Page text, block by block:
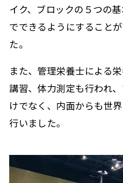
イク、ブロックの５つの
でできるようにすること
た。
また、管理栄養士による
講習、体力測定も行われ
けでなく、内面からも世
行いました。